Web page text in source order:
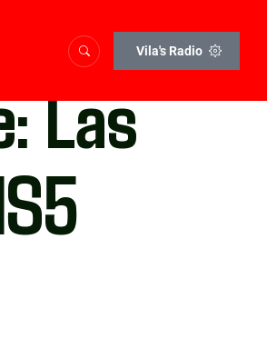
Vila's Radio
Las